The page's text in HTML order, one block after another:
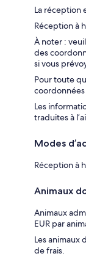
La réception
Réception à
À noter :
des
si vous
Pour toute
Les
traduites à
Modes
Réception à
Animaux
Animaux
EUR par
Les animaux
de frais.